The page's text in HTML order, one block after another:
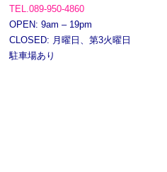
TEL.089-950-4860
OPEN: 9am – 19pm
CLOSED: 月曜日、第3火曜日
駐車場あり